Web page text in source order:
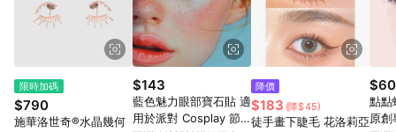
無法進行 LINE POINTS 回饋。 (5) LINE 購物為購物資訊整合性
平台，商品資料更新會有時間差，如顯示之商品規格、顏色、價
位、贈品與台灣樂天市場銷售網頁不符，以銷售網頁標示為準。
(6) 導購訂單已逾 365 天，根據台灣樂天回饋規定，逾期訂單將
點數回饋或點數回饋有爭議，台灣樂天市場保有更改條款與法律
追訴之權利，活動詳情以樂天市場網站公告為準。
限時加碼
$790
施華洛世奇®水晶幾何
$143
藍色魅力眼部寶石貼 適
用於派對 Cosplay 節
降價
$183 (降$45)
徒手畫下睫毛 花洛莉亞
點點
原